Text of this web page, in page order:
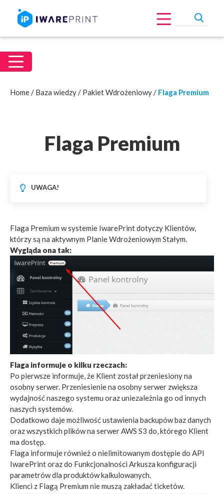
Home/ Baza wiedzy/ Pakiet Wdrożeniowy/ Flaga Premium
Flaga Premium
UWAGA!
Flaga Premium w systemie IwarePrint dotyczy Klientów,
którzy są na aktywnym Planie Wdrożeniowym Stałym.
Wygląda ona tak:
Flaga informuje o kilku rzeczach:
Po pierwsze informuje, że Klient został przeniesiony na
osobny serwer. Przeniesienie na osobny serwer zwiększa
wydajność naszego systemu oraz uniezależnia go od innych
naszych systemów.
Dodatkowo daje możliwość ustawienia backupów baz danych
oraz wszystkich plików na serwer AWS S3 do, którego Klient
ma dostęp.
Flaga informuje również o nielimitowanym dostępie do API
IwarePrint oraz do Funkcjonalności Arkusza konfiguracji
parametrów dla produktów kalkulowanych.
Klienci z Flagą Premium nie muszą zakładać ticketów.